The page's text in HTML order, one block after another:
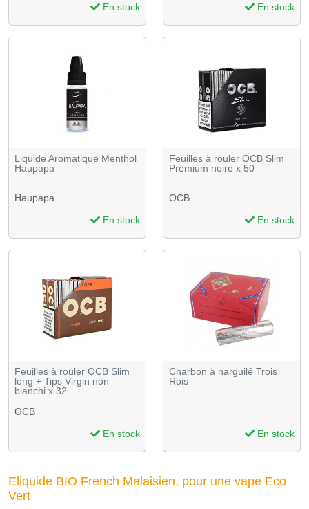
En stock
En stock
Liquide Aromatique Menthol
Haupapa
Haupapa
En stock
Feuilles à rouler OCB Slim
Premium noire x 50
OCB
En stock
Feuilles à rouler OCB Slim
long + Tips Virgin non
blanchi x 32
OCB
En stock
Charbon à narguilé Trois
Rois
En stock
Eliquide BIO French Malaisien, pour une vape Eco
Vert